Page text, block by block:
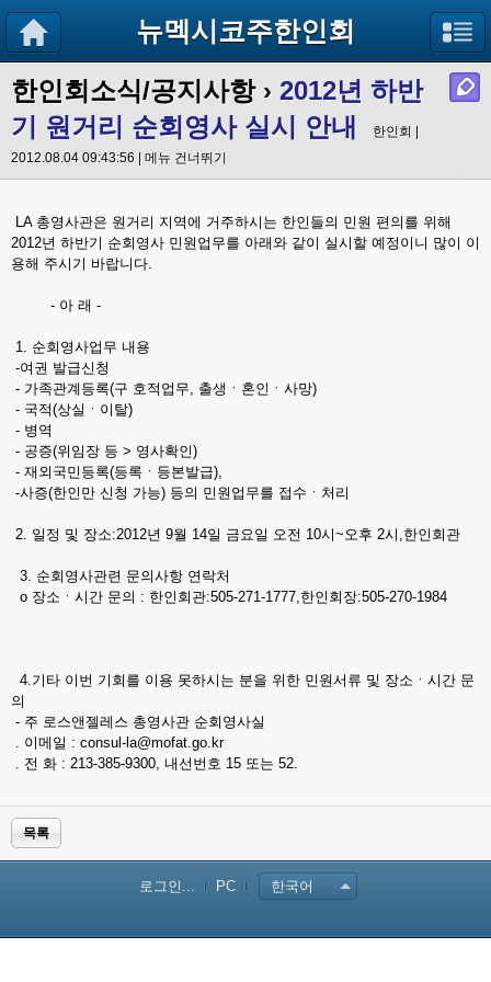
뉴멕시코주한인회
한인회소식/공지사항› 2012년 하반
기 원거리 순회영사 실시 안내
한인회 |
2012.08.04 09:43:56 | 메뉴 건너뛰기
LA 총영사관은 원거리 지역에 거주하시는 한인들의 민원 편의를 위해
2012년 하반기 순회영사 민원업무를 아래와 같이 실시할 예정이니 많이 이
용해 주시기 바랍니다.
- 아 래 -
1. 순회영사업무 내용
-여권 발급신청
- 가족관계등록(구 호적업무, 출생ㆍ혼인ㆍ사망)
- 국적(상실ㆍ이탈)
- 병역
- 공증(위임장 등 > 영사확인)
- 재외국민등록(등록ㆍ등본발급),
-사증(한인만 신청 가능) 등의 민원업무를 접수ㆍ처리
2. 일정 및 장소:2012년 9월 14일 금요일 오전 10시~오후 2시,한인회관
3. 순회영사관련 문의사항 연락처
o 장소ㆍ시간 문의 : 한인회관:505-271-1777,한인회장:505-270-1984
4.기타 이번 기회를 이용 못하시는 분을 위한 민원서류 및 장소ㆍ시간 문
의
- 주 로스앤젤레스 총영사관 순회영사실
. 이메일 : consul-la@mofat.go.kr
. 전 화 : 213-385-9300, 내선번호 15 또는 52.
목록
로그인... PC 한국어